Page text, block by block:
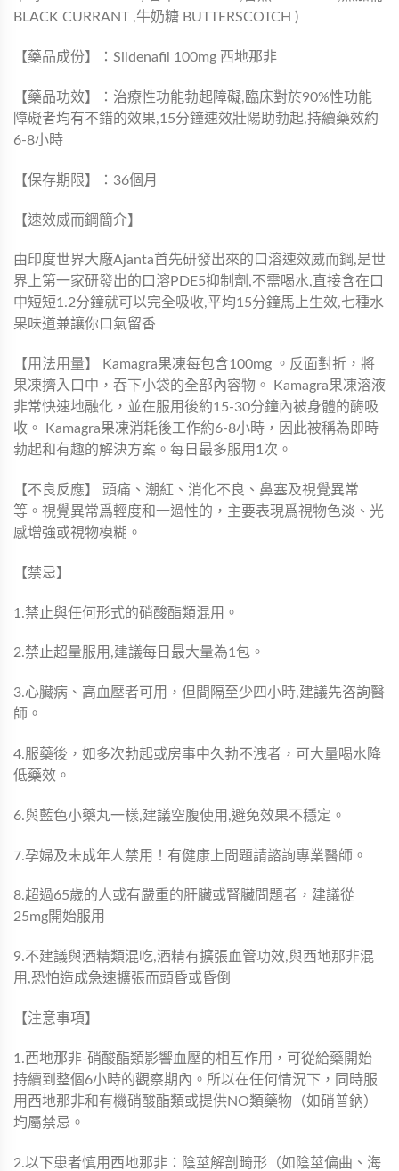
BLACK CURRANT ,牛奶糖 BUTTERSCOTCH )
【藥品成份】：Sildenafil 100mg 西地那非
【藥品功效】：治療性功能勃起障礙,臨床對於90%性功能
障礙者均有不錯的效果,15分鐘速效壯陽助勃起,持續藥效約
6-8小時
【保存期限】：36個月
【速效威而鋼簡介】
由印度世界大廠Ajanta首先研發出來的口溶速效威而鋼,是世
界上第一家研發出的口溶PDE5抑制劑,不需喝水,直接含在口
中短短1.2分鐘就可以完全吸收,平均15分鐘馬上生效,七種水
果味道兼讓你口氣留香
【用法用量】 Kamagra果凍每包含100mg 。反面對折，將
果凍擠入口中，吞下小袋的全部內容物。 Kamagra果凍溶液
非常快速地融化，並在服用後約15-30分鐘內被身體的酶吸
收。 Kamagra果凍消耗後工作約6-8小時，因此被稱為即時
勃起和有趣的解決方案。每日最多服用1次。
【不良反應】 頭痛、潮紅、消化不良、鼻塞及視覺異常
等。視覺異常爲輕度和一過性的，主要表現爲視物色淡、光
感增強或視物模糊。
【禁忌】
1.禁止與任何形式的硝酸酯類混用。
2.禁止超量服用,建議每日最大量為1包。
3.心臟病、高血壓者可用，但間隔至少四小時,建議先咨詢醫
師。
4.服藥後，如多次勃起或房事中久勃不洩者，可大量喝水降
低藥效。
6.與藍色小藥丸一樣,建議空腹使用,避免效果不穩定。
7.孕婦及未成年人禁用！有健康上問題請諮詢專業醫師。
8.超過65歲的人或有嚴重的肝臟或腎臟問題者，建議從
25mg開始服用
9.不建議與酒精類混吃,酒精有擴張血管功效,與西地那非混
用,恐怕造成急速擴張而頭昏或昏倒
【注意事項】
1.西地那非-硝酸酯類影響血壓的相互作用，可從給藥開始
持續到整個6小時的觀察期內。所以在任何情況下，同時服
用西地那非和有機硝酸酯類或提供NO類藥物（如硝普鈉）
均屬禁忌。
2.以下患者慎用西地那非：陰莖解剖畸形（如陰莖偏曲、海